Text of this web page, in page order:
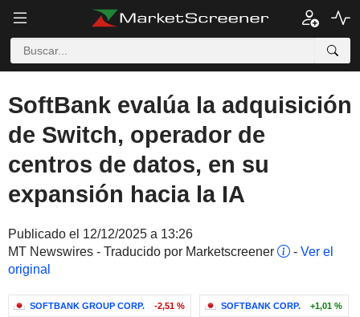
SoftBank evalúa la adquisición
de Switch, operador de
centros de datos, en su
expansión hacia la IA
Publicado el 12/12/2025 a 13:26
MT Newswires - Traducido por Marketscreener
- Ver el
original
SOFTBANK GROUP CORP. -2,51 % SOFTBANK CORP. +1,01 %